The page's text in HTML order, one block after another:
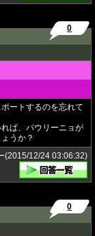
0
ートするのを忘れて
ば、パウリーニョが
うか？
(2015/12/24 03:06:32)
0